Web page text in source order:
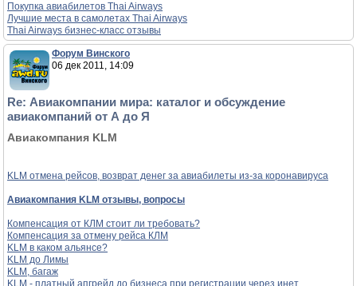
Покупка авиабилетов Thai Airways
Лучшие места в самолетах Thai Airways
Thai Airways бизнес-класс отзывы
Форум Винского
06 дек 2011, 14:09
Re: Авиакомпании мира: каталог и обсуждение
авиакомпаний от А до Я
Авиакомпания KLM
KLM отмена рейсов, возврат денег за авиабилеты из-за коронавируса
Авиакомпания KLM отзывы, вопросы
Компенсация от КЛМ стоит ли требовать?
Компенсация за отмену рейса КЛМ
KLM в каком альянсе?
KLM до Лимы
KLM, багаж
KLM - платный апгрейд до бизнеса при регистрации через инет